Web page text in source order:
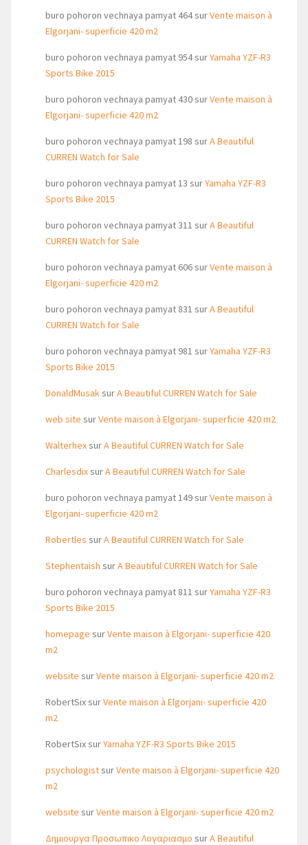
buro pohoron vechnaya pamyat 464surVente maison à
Elgorjani- superficie 420 m2
buro pohoron vechnaya pamyat 954surYamaha YZF-R3
Sports Bike 2015
buro pohoron vechnaya pamyat 430surVente maison à
Elgorjani- superficie 420 m2
buro pohoron vechnaya pamyat 198 surA Beautiful
CURREN Watch for Sale
buro pohoron vechnaya pamyat 13 surYamaha YZF-R3
Sports Bike 2015
buro pohoron vechnaya pamyat 311 surA Beautiful
CURREN Watch for Sale
buro pohoron vechnaya pamyat 606surVente maison à
Elgorjani- superficie 420 m2
buro pohoron vechnaya pamyat 831 surA Beautiful
CURREN Watch for Sale
buro pohoron vechnaya pamyat 981 surYamaha YZF-R3
Sports Bike 2015
DonaldMusaksurA Beautiful CURREN Watch for Sale
web site surVente maison à Elgorjani- superficie 420 m2
WalterhexsurA Beautiful CURREN Watch for Sale
CharlesdixsurA Beautiful CURREN Watch for Sale
buro pohoron vechnaya pamyat 149surVente maison à
Elgorjani- superficie 420 m2
Robertles surA Beautiful CURREN Watch for Sale
Stephentaish surA Beautiful CURREN Watch for Sale
buro pohoron vechnaya pamyat 811 surYamaha YZF-R3
Sports Bike 2015
homepage surVente maison à Elgorjani- superficie 420
m2
website surVente maison à Elgorjani- superficie 420 m2
RobertSixsurVente maison à Elgorjani- superficie 420
m2
RobertSixsurYamaha YZF-R3 Sports Bike 2015
psychologistsurVente maison à Elgorjani- superficie 420
m2
website surVente maison à Elgorjani- superficie 420 m2
Δημιουργα Προσωπικο Λογαριασμο surA Beautiful